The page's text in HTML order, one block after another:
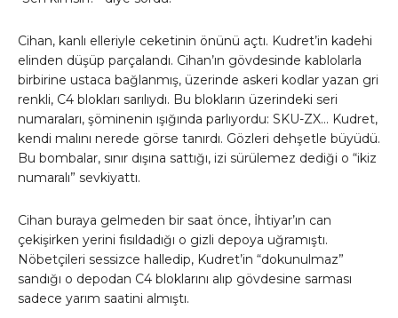
Cihan, kanlı elleriyle ceketinin önünü açtı. Kudret’in kadehi
elinden düşüp parçalandı. Cihan’ın gövdesinde kablolarla
birbirine ustaca bağlanmış, üzerinde askeri kodlar yazan gri
renkli, C4 blokları sarılıydı. Bu blokların üzerindeki seri
numaraları, şöminenin ışığında parlıyordu: SKU-ZX… Kudret,
kendi malını nerede görse tanırdı. Gözleri dehşetle büyüdü.
Bu bombalar, sınır dışına sattığı, izi sürülemez dediği o “ikiz
numaralı” sevkiyattı.
Cihan buraya gelmeden bir saat önce, İhtiyar’ın can
çekişirken yerini fısıldadığı o gizli depoya uğramıştı.
Nöbetçileri sessizce halledip, Kudret’in “dokunulmaz”
sandığı o depodan C4 bloklarını alıp gövdesine sarması
sadece yarım saatini almıştı.